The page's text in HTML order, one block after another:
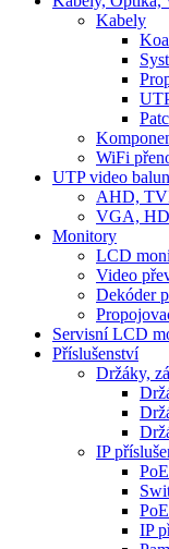
Kabely
WiFi
UTP video
AHD,
VGA,
Monitory
LCD
Video
Dekóder
Servisní LCD
Příslušenství
Držáky,
IP
IP